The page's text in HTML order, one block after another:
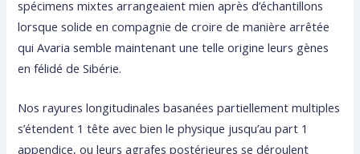
spécimens mixtes arrangeaient mien après d’échantillons
lorsque solide en compagnie de croire de manière arrêtée
qui Avaria semble maintenant une telle origine leurs gènes
en félidé de Sibérie.
Nos rayures longitudinales basanées partiellement multiples
s’étendent 1 tête avec bien le physique jusqu’au part 1
appendice, ou leurs agrafes postérieures se déroulent